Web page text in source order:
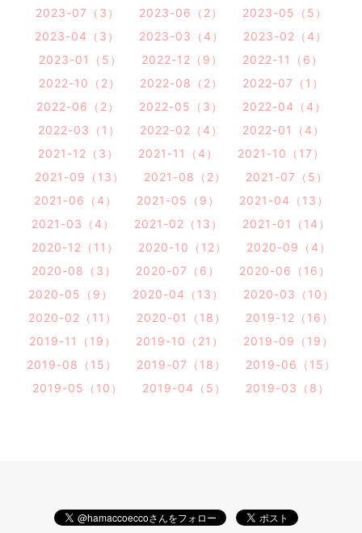
2023-07（3）
2023-06（2）
2023-05（5）
2023-04（3）
2023-03（4）
2023-02（4）
2023-01（5）
2022-12（9）
2022-11（6）
2022-10（2）
2022-08（2）
2022-07（1）
2022-06（2）
2022-05（3）
2022-04（4）
2022-03（1）
2022-02（4）
2022-01（4）
2021-12（3）
2021-11（4）
2021-10（17）
2021-09（13）
2021-08（2）
2021-07（5）
2021-06（4）
2021-05（9）
2021-04（13）
2021-03（4）
2021-02（13）
2021-01（14）
2020-12（11）
2020-10（12）
2020-09（4）
2020-08（3）
2020-07（6）
2020-06（16）
2020-05（9）
2020-04（13）
2020-03（10）
2020-02（11）
2020-01（18）
2019-12（16）
2019-11（19）
2019-10（21）
2019-09（19）
2019-08（15）
2019-07（18）
2019-06（15）
2019-05（10）
2019-04（5） 2019-03（8）